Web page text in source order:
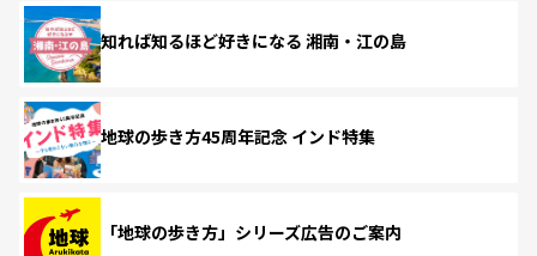
知れば知るほど好きになる 湘南・江の島
地球の歩き方45周年記念 インド特集
「地球の歩き方」シリーズ広告のご案内